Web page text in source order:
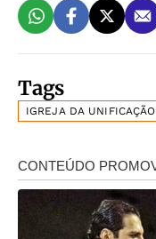
Tags
IGREJA DA UNIFICAÇÃO